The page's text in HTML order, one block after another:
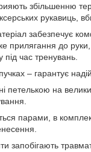
збільшенню
рукавиць,
забезпечує
прилягання до
час тренувань.
– гарантує
петелькою на
парами, в
запобігають